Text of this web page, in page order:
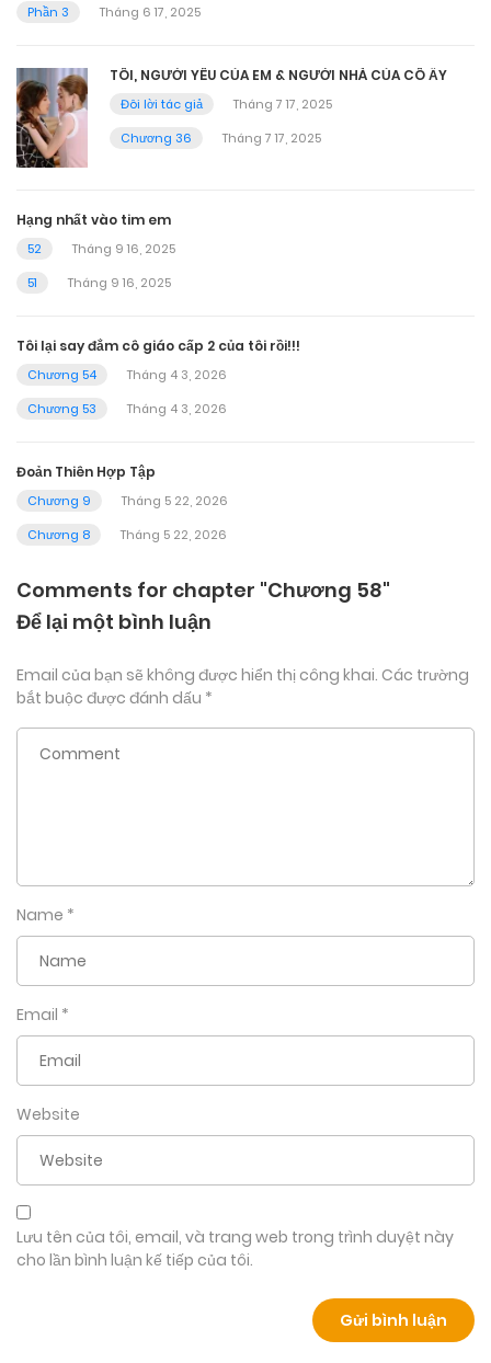
Phần 3
Tháng 6 17, 2025
TÔI, NGƯỜI YÊU CỦA EM & NGƯỜI NHÀ CỦA CÔ ẤY
Đôi lời tác giả
Tháng 7 17, 2025
Chương 36
Tháng 7 17, 2025
Hạng nhất vào tim em
52
Tháng 9 16, 2025
51
Tháng 9 16, 2025
Tôi lại say đắm cô giáo cấp 2 của tôi rồi!!!
Chương 54
Tháng 4 3, 2026
Chương 53
Tháng 4 3, 2026
Đoản Thiên Hợp Tập
Chương 9
Tháng 5 22, 2026
Chương 8
Tháng 5 22, 2026
Comments for chapter "Chương 58"
Để lại một bình luận
Email của bạn sẽ không được hiển thị công khai. Các trường
bắt buộc được đánh dấu *
Name *
Email *
Website
Lưu tên của tôi, email, và trang web trong trình duyệt này
cho lần bình luận kế tiếp của tôi.